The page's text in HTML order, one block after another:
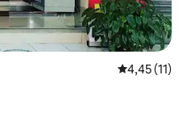
4,45 de uma
4,45 (11)